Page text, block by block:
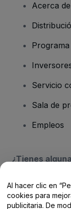
Acerca
Servicio
Sala de
Empleos
¿Tienes
Centro
Al hacer clic en
cookies para
publicitaria. De